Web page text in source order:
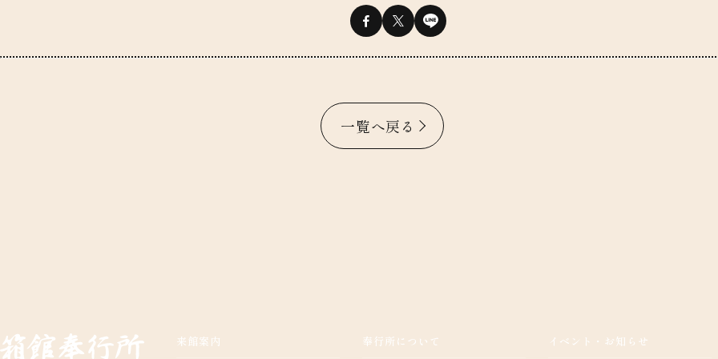
一覧へ戻る
来館案内 奉行所について イベント・お知らせ